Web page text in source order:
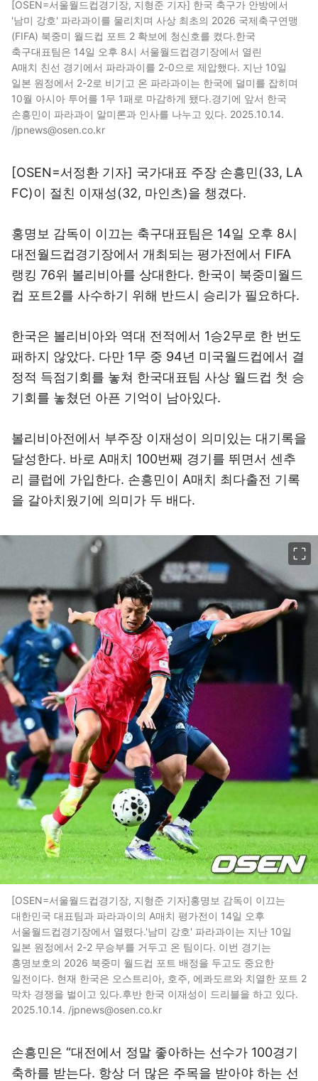
[OSEN=서울월드컵경기장, 지형준 기자] 한국 축구가 안방에서
'남미 강호' 파라과이를 물리치며 사상 최초의 2026 국제축구연맹
(FIFA) 북중미 월드컵 포트 2 확보에 청신호를 켰다.한국
축구대표팀은 14일 오후 8시 서울월드컵경기장에서 열린
A매치 친선 경기에서 파라과이를 2-0으로 제압했다. 지난 10일
일본 원정에서 2-2로 비기고 온 파라과이는 한국에 덜미를 잡히며
10월 아시아 투어를 1무 1패로 마감하게 됐다.경기에 앞서 한국
손흥민이 파라과이 알미론과 인사를 나누고 있다. 2025.10.14.
/jpnews@osen.co.kr
[OSEN=서정환 기자] 국가대표 주장 손흥민(33, LA
FC)이 절친 이재성(32, 마인츠)을 챙겼다.
홍명보 감독이 이끄는 축구대표팀은 14일 오후 8시
대전월드컵경기장에서 개최되는 평가전에서 FIFA
랭킹 76위 볼리비아를 상대한다. 한국이 북중미월드
컵 포트2를 사수하기 위해 반드시 승리가 필요하다.
한국은 볼리비아와 역대 전적에서 1승2무로 한 번도
패하지 않았다. 다만 1무 중 94년 미국월드컵에서 결
정적 득점기회를 놓쳐 한국대표팀 사상 월드컵 첫 승
기회를 놓쳤던 아픈 기억이 남아있다.
볼리비아전에서 부주장 이재성이 의미있는 대기록을
달성한다. 바로 A매치 100번째 경기를 뛰면서 센추
리 클럽에 가입한다. 손흥민이 A매치 최다출전 기록
을 갈아치웠기에 의미가 두 배다.
[OSEN=서울월드컵경기장, 지형준 기자]홍명보 감독이 이끄는
대한민국 대표팀과 파라과이의 A매치 평가전이 14일 오후
서울월드컵경기장에서 열렸다.'남미 강호' 파라과이는 지난 10일
일본 원정에서 2-2 무승부를 거두고 온 팀이다. 이번 경기는
홍명보호의 2026 북중미 월드컵 포트 배정을 두고도 중요한
일전이다. 현재 한국은 오스트리아, 호주, 에콰도르와 치열한 포트 2
막차 경쟁을 벌이고 있다.후반 한국 이재성이 드리블을 하고 있다.
2025.10.14. /jpnews@osen.co.kr
손흥민은 “대전에서 정말 좋아하는 선수가 100경기
축하를 받는다. 항상 더 많은 주목을 받아야 하는 선